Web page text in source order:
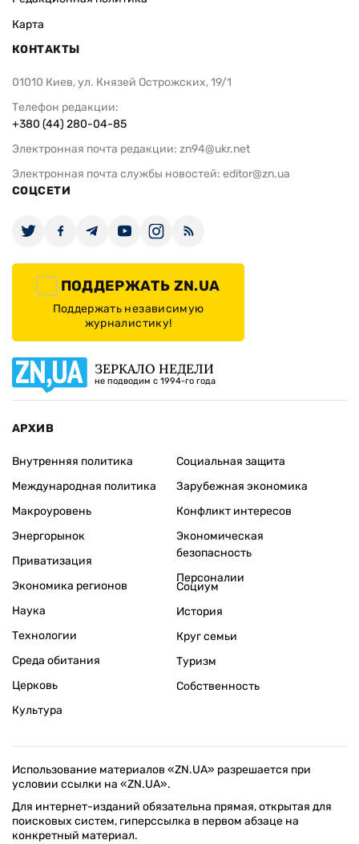
Карта
КОНТАКТЫ
01010 Киев, ул. Князей Острожских, 19/1
Телефон редакции:
+380 (44) 280-04-85
Электронная почта редакции: zn94@ukr.net
Электронная почта службы новостей: editor@zn.ua
СОЦСЕТИ
ПОДДЕРЖАТЬ ZN.UA
Поддержать независимую
журналистику!
ЗЕРКАЛО НЕДЕЛИ
не подводим с 1994-го года
АРХИВ
Внутренняя политика
Международная политика
Макроуровень
Энергорынок
Приватизация
Экономика регионов
Социальная защита
Зарубежная экономика
Конфликт интересов
Экономическая
безопасность
Персоналии
Наука
Технологии
Среда обитания
Церковь
Культура
Социум
История
Круг семьи
Туризм
Собственность
Использование материалов «ZN.UA» разрешается при
условии ссылки на «ZN.UA».
Для интернет-изданий обязательна прямая, открытая для
поисковых систем, гиперссылка в первом абзаце на
конкретный материал.